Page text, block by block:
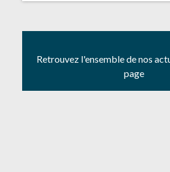
Retrouvez l'ensemble de nos
page